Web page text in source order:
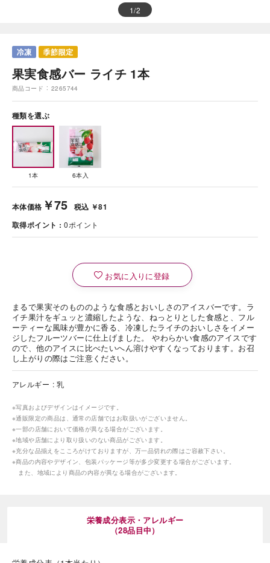
1/2
果実食感バー ライチ 1本
商品コード 2265744
種類を選ぶ
1本 6本入
本体価格 ￥75
税込 ￥81
取得ポイント
0ポイント
お気に入りに登録
まるで果実そのもののような食感とおいしさのアイスバーです。ラ
イチ果汁をギュッと濃縮したような、ねっとりとした食感と、フル
ーティーな風味が豊かに香る、冷凍したライチのおいしさをイメー
ジしたフルーツバーに仕上げました。 やわらかい食感のアイスです
ので、他のアイスに比べたいへん溶けやすくなっております。お召
し上がりの際はご注意ください。
アレルギー 乳
※写真およびデザインはイメージです。
※通販限定の商品は、通常の店舗ではお取扱いがございません。
※一部の店舗において価格が異なる場合がございます。
※地域や店舗により取り扱いのない商品がございます。
※充分な品揃えをこころがけておりますが、万一品切れの際はご容赦下さい。
※商品の内容やデザイン、包装パッケージ等が多少変更する場合がございます。
また、地域により商品の内容が異なる場合がございます。
栄養成分表示・アレルギー
（28品目中）